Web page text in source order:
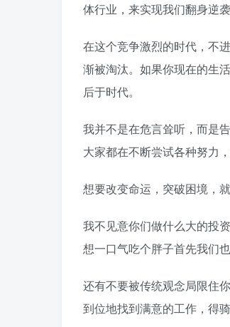
体行业，来实现我们翻身逆袭
在这个竞争激烈的时代，不
渐被淘汰。如果你现在的生
后于时代。
我并不是在危言耸听，而是
大家都在不断尝试各种努力
想要改变命运，突破困境，
我不见意你们做什么大的投
想一口气吃个胖子首先我们
还有不要被传统观念局限住
到位地找到满意的工作，得